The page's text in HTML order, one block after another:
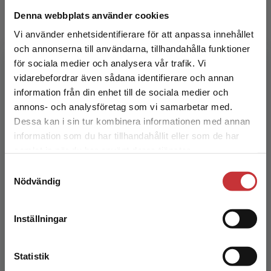
Denna webbplats använder cookies
Vi använder enhetsidentifierare för att anpassa innehållet
och annonserna till användarna, tillhandahålla funktioner
för sociala medier och analysera vår trafik. Vi
vidarebefordrar även sådana identifierare och annan
information från din enhet till de sociala medier och
annons- och analysföretag som vi samarbetar med.
Dessa kan i sin tur kombinera informationen med annan
information som du har tillhandahållit eller som de har
Nödvändig
Inställningar
Statistik
Begränsad fraktregion
Det verkar som att du besöker
studentlitteratur.se via en enhet utanför Sverige.
Vi erbjuder inte leveranser utanför Sverige. För
att kunna slutföra ett köp måste
grundläggande matematiska moment. Eleverna
arbetar självständigt och du som lärare kan följa
deras arbete i din klassrumsvy.
Kimmo Nyrhinen
Filosofie magister, gymnasielärare i matematik
Pekka Rokka har arbetat som klasslärare och
klasslärarutbildning är han också doktor i